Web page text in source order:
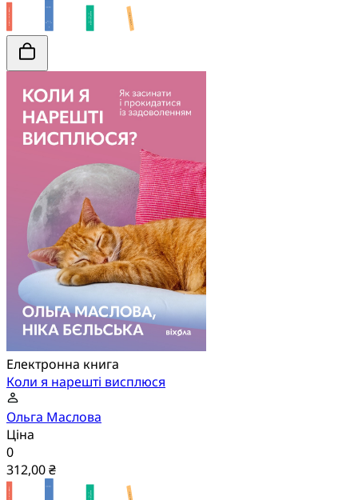
Електронна книга
Коли я нарешті висплюся
Ольга Маслова
Ціна
0
312,00 ₴